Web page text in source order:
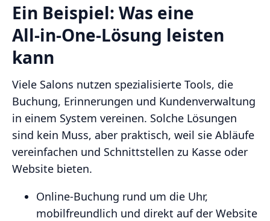
Ein Beispiel: Was eine
All‑in‑One-Lösung leisten
kann
Viele Salons nutzen spezialisierte Tools, die
Buchung, Erinnerungen und Kundenverwaltung
in einem System vereinen. Solche Lösungen
sind kein Muss, aber praktisch, weil sie Abläufe
vereinfachen und Schnittstellen zu Kasse oder
Website bieten.
Online-Buchung rund um die Uhr,
mobilfreundlich und direkt auf der Website